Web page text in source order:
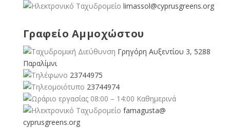
limassol@cyprusgreens.org
Γραφείο Αμμοχώστου
Γρηγόρη Αυξεντίου 3, 5288
Παραλίμνι
23744975
23744974
08:00 – 14:00 Καθημερινά
famagusta@
cyprusgreens.org